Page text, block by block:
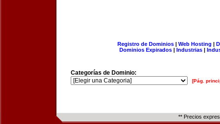
Registro de Dominios| Web Hosting |
Dominios Expirados | Industrias |
Categorías de Dominio:
[Pág.
** Precios